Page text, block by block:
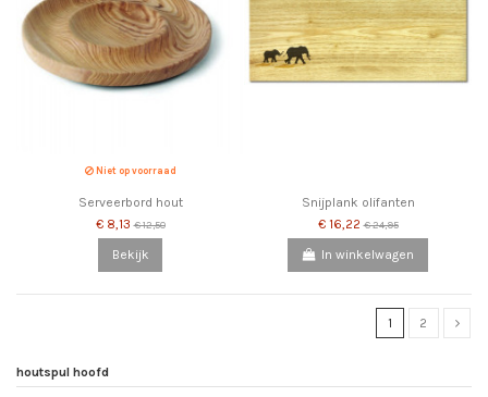
Niet op voorraad
Serveerbord hout
€ 8,13€ 12,50
Bekijk
Snijplank olifanten
€ 16,22€ 24,95
In winkelwagen
1 2
houtspul hoofd